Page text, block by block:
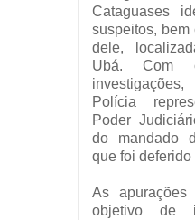
Cataguases
suspeitos, bem
dele,
Ubá. Com
Polícia
Poder
do mandado
que foi
As apurações
objetivo de